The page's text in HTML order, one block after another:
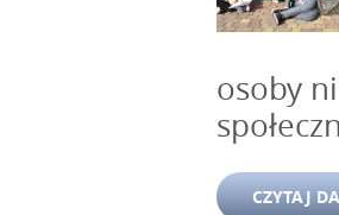
osoby
CZYTAJ